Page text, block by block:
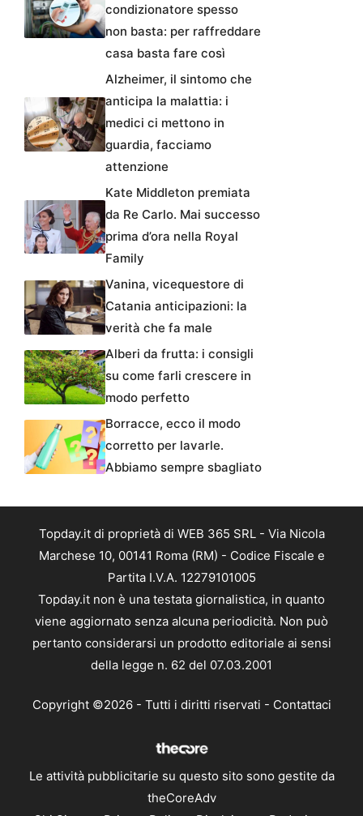
condizionatore spesso
non basta: per raffreddare
casa basta fare così
Alzheimer, il sintomo che
anticipa la malattia: i
medici ci mettono in
guardia, facciamo
attenzione
Kate Middleton premiata
da Re Carlo. Mai successo
prima d’ora nella Royal
Family
Vanina, vicequestore di
Catania anticipazioni: la
verità che fa male
Alberi da frutta: i consigli
su come farli crescere in
modo perfetto
Borracce, ecco il modo
corretto per lavarle.
Abbiamo sempre sbagliato
Topday.it di proprietà di WEB 365 SRL - Via Nicola
Marchese 10, 00141 Roma (RM) - Codice Fiscale e
Partita I.V.A. 12279101005
Topday.it non è una testata giornalistica, in quanto
viene aggiornato senza alcuna periodicità. Non può
pertanto considerarsi un prodotto editoriale ai sensi
della legge n. 62 del 07.03.2001
Copyright ©2026 - Tutti i diritti riservati - Contattaci
Le attività pubblicitarie su questo sito sono gestite da
theCoreAdv